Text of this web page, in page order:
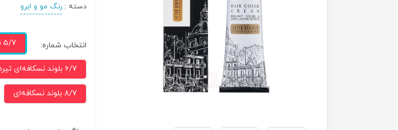
دسته :رنگ مو و ابرو
انتخاب شماره: 5/7 قهوه‌ای نسکافه‌ای روشن
6/7 بلوند نسکافه‌ای تیره
8/7 بلوند نسکافه‌ای